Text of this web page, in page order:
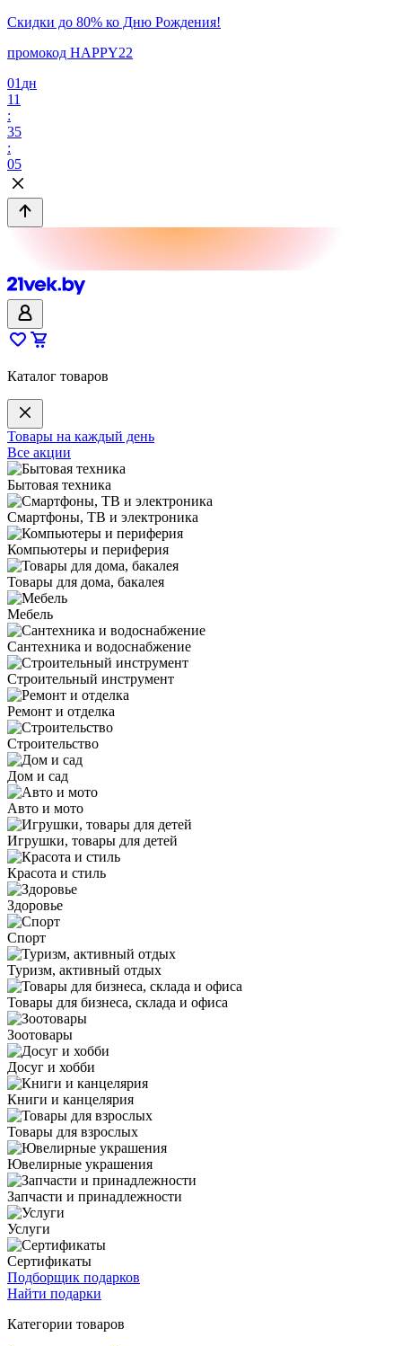
Скидки до 80% ко Дню Рождения!
промокод HAPPY22
01 дн
11
:
35
:
05
Каталог товаров
Товары на каждый день
Все акции
Бытовая техника
Смартфоны, ТВ и электроника
Компьютеры и периферия
Товары для дома, бакалея
Мебель
Сантехника и водоснабжение
Строительный инструмент
Ремонт и отделка
Строительство
Дом и сад
Авто и мото
Игрушки, товары для детей
Красота и стиль
Здоровье
Спорт
Туризм, активный отдых
Товары для бизнеса, склада и офиса
Зоотовары
Досуг и хобби
Книги и канцелярия
Товары для взрослых
Ювелирные украшения
Запчасти и принадлежности
Услуги
Сертификаты
Подборщик подарков
Найти подарки
Категории товаров